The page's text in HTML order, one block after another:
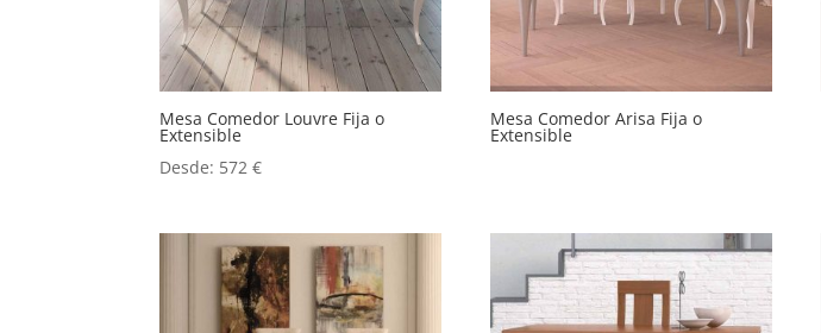
Mesa Comedor Louvre Fija o
Extensible
Desde: 572€
Mesa Comedor Arisa Fija o
Extensible